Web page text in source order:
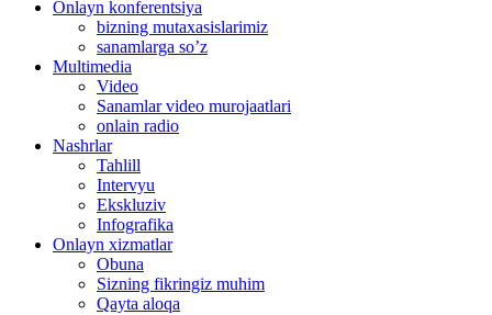
Onlayn konferentsiya
bizning mutaxasislarimiz
sanamlarga so’z
Multimedia
Video
Sanamlar video murojaatlari
onlain radio
Nashrlar
Tahlill
Intervyu
Ekskluziv
Infografika
Оnlayn xizmatlar
Obuna
Sizning fikringiz muhim
Qayta aloqa